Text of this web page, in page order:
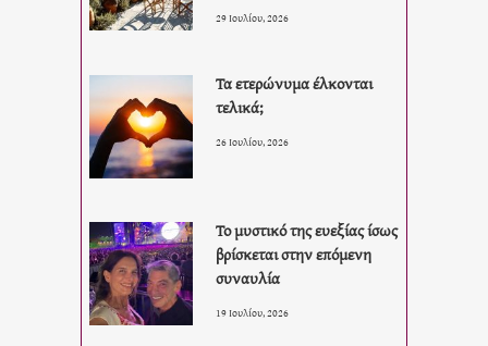
29 Ιουλίου, 2026
Τα ετερώνυμα έλκονται
τελικά;
26 Ιουλίου, 2026
Το μυστικό της ευεξίας ίσως
βρίσκεται στην επόμενη
συναυλία
19 Ιουλίου, 2026